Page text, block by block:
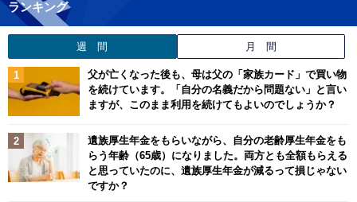
ランキング
週 間 月 間
父が亡くなった後も、母は父の「家族カード」で買い物
を続けています。「自分の名義だから問題ない」と言い
ますが、このまま利用を続けてもよいのでしょうか？
遺族厚生年金をもらいながら、自分の老齢厚生年金をも
らう年齢（65歳）になりました。両方とも全額もらえる
と思っていたのに、遺族厚生年金が減るって損じゃない
ですか？